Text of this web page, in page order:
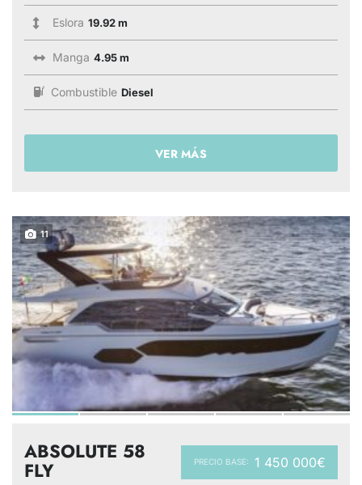
Eslora 19.92 m
Manga 4.95 m
Combustible Diesel
VER MÁS
11
PRECIO BASE: 1 450 000€
ABSOLUTE 58
FLY